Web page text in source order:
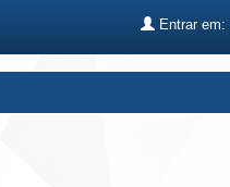
Entrar em: